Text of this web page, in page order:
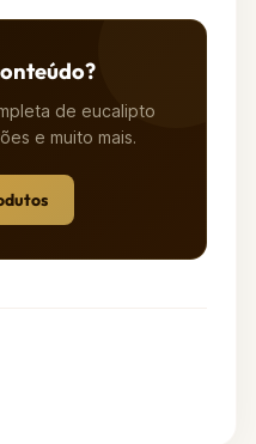
de eucalipto
e muito mais.